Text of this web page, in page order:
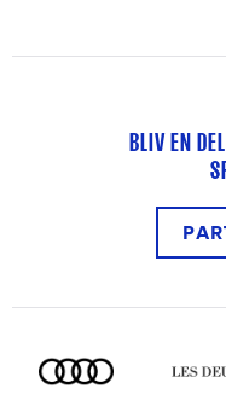
BLIV EN